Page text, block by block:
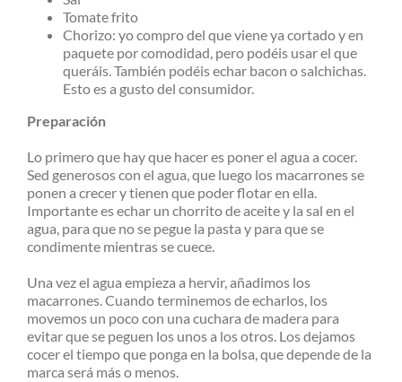
Tomate frito
Chorizo: yo compro del que viene ya cortado y en
paquete por comodidad, pero podéis usar el que
queráis. También podéis echar bacon o salchichas.
Esto es a gusto del consumidor.
Preparación
Lo primero que hay que hacer es poner el agua a cocer.
Sed generosos con el agua, que luego los macarrones se
ponen a crecer y tienen que poder flotar en ella.
Importante es echar un chorrito de aceite y la sal en el
agua, para que no se pegue la pasta y para que se
condimente mientras se cuece.
Una vez el agua empieza a hervir, añadimos los
macarrones. Cuando terminemos de echarlos, los
movemos un poco con una cuchara de madera para
evitar que se peguen los unos a los otros. Los dejamos
cocer el tiempo que ponga en la bolsa, que depende de la
marca será más o menos.